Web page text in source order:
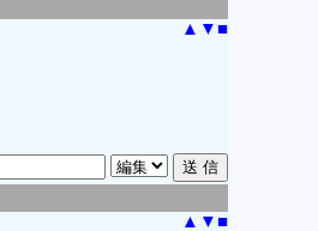
▲ ▼ ■
▲ ▼ ■